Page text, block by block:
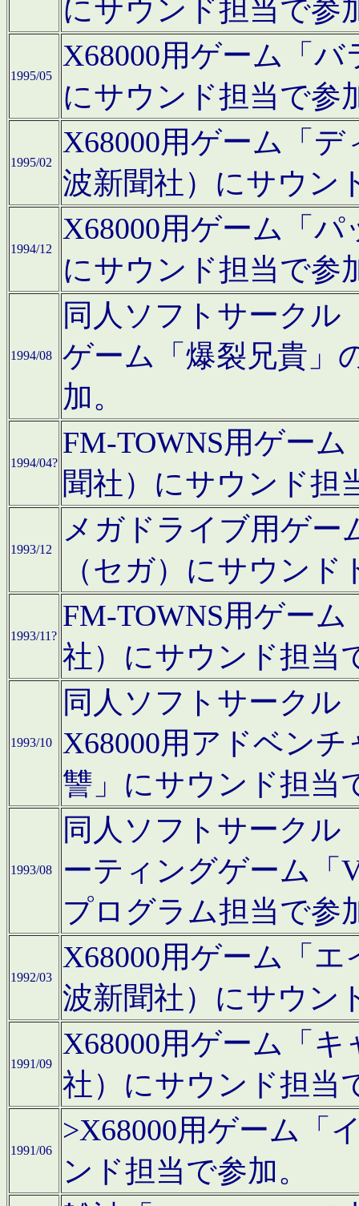
にサウンド担当で参
1995/05
X68000用ゲーム「
にサウンド担当で参
1995/02
X68000用ゲーム「
波新聞社）にサウン
1994/12
X68000用ゲーム「
にサウンド担当で参
1994/08
同人ソフトサークル
ゲーム「爆裂兄貴」
加。
1994/04?
FM-TOWNS用ゲー
聞社）にサウンド担
1993/12
メガドライブ用ゲー
（セガ）にサウン
1993/11?
FM-TOWNS用ゲー
社）にサウンド担当
1993/10
同人ソフトサークル
X68000用アドベン
讐」にサウンド担当
1993/08
同人ソフトサークル
ーティングゲーム「
プログラム担当で参
1992/03
X68000用ゲーム「
波新聞社）にサウン
1991/09
X68000用ゲーム「
社）にサウンド担当
1991/06
>X68000用ゲーム「
ンド担当で参加。